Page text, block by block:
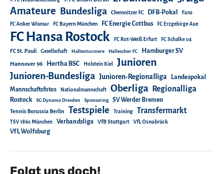
Amateure Bundesliga Chemnitzer FC DFB-Pokal Fans
FC Anker Wismar FC Bayern München FC Energie Cottbus FC Erzgebirge Aue
FC Hansa Rostock FC Rot-Weiß Erfurt FC Schalke 04
FC St. Pauli Gesellschaft Hallenturniere Hallescher FC Hamburger SV
Hannover 96 Hertha BSC Holstein Kiel Junioren
Junioren-Bundesliga Junioren-Regionalliga
Landespokal
Mannschaftsfotos
Nationalmannschaft Oberliga Regionalliga
Rostock SG Dynamo Dresden Sponsoring SV Werder Bremen
Tennis Borussia Berlin Testspiele Training Transfermarkt
TSV 1860 München Verbandsliga VfB Stuttgart VfL Osnabrück
VfL Wolfsburg